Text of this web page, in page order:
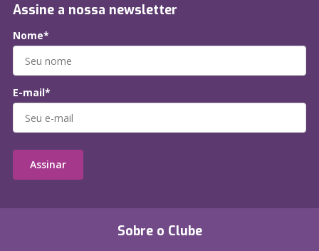
Sobre o Clube
Assine a nossa newsletter
Nome*
E-mail*
Assinar